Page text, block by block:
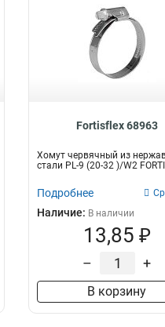
Fortisflex 68963
Хомут червячный из
стали PL-9 (20-32 )/W2
Подробнее
Наличие: В наличии
13,85 ₽
– +
В корзину